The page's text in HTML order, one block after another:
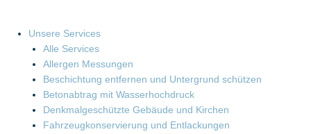
Unsere Services
Alle Services
Allergen Messungen
Beschichtung entfernen und Untergrund schützen
Betonabtrag mit Wasserhochdruck
Denkmalgeschützte Gebäude und Kirchen
Fahrzeugkonservierung und Entlackungen